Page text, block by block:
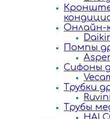
Онлайн-
Помпы
Сифоны
Трубки
Трубы